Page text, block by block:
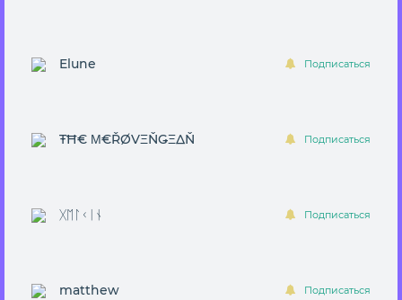
Elune Подписаться
ŦĦ€ Μ€ŘØVΞŇǤΞΔŇ Подписаться
ᚷᛖᛚᚲᛁᚾ Подписаться
matthew Подписаться